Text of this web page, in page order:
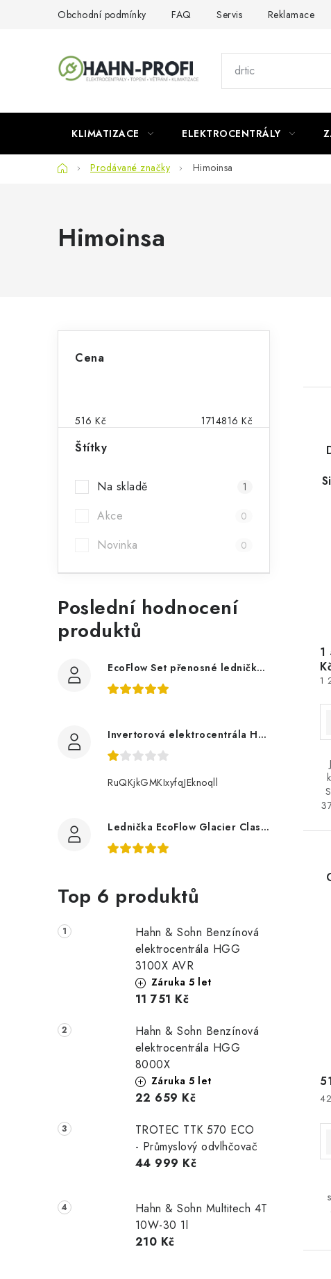
Obchodní podmínky FAQ Servis Reklamace
KLIMATIZACE ELEKTROCENTRÁLY
DomůProdávané značky Himoinsa
Himoinsa
t
p
a
n
Cena
516 Kč 1714816 Kč
Štítky
Na skladě 1
Akce 0
Novinka 0
Poslední hodnocení
produktů
EcoFlow Set přenosné ledničky GLACIER Classic 55 l s Glacier baterií
Invertorová elektrocentrála Hahn & Sohn H IG 2400
RuQKjkGMKIxyfqJEknoqll
Lednička EcoFlow Glacier Classic 55L
Top 6 produktů
Hahn & Sohn Benzínová
elektrocentrála HGG
3100X AVR
Záruka 5 let
11 751 Kč
Hahn & Sohn Benzínová
elektrocentrála HGG
8000X
Záruka 5 let
22 659 Kč
TROTEC TTK 570 ECO
- Průmyslový odvlhčovač
44 999 Kč
Hahn & Sohn Multitech 4T
10W-30 1l
210 Kč
1
1